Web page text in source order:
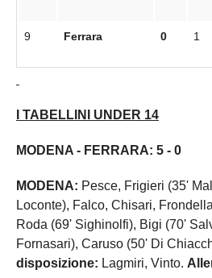
9 Ferrara 0 1
I TABELLINI UNDER 14
MODENA - FERRARA: 5 - 0
MODENA: Pesce, Frigieri (35'
Loconte), Falco, Chisari,
Roda (69' Sighinolfi), Bigi (70'
Fornasari), Caruso (50' Di
disposizione: Lagmiri, Vinto.